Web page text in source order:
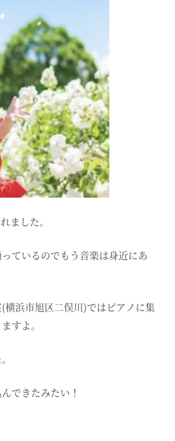
ました。
ているのでもう音楽は身近にあ
横浜市旭区二俣川)ではピアノに集
すよ。
できたみたい！